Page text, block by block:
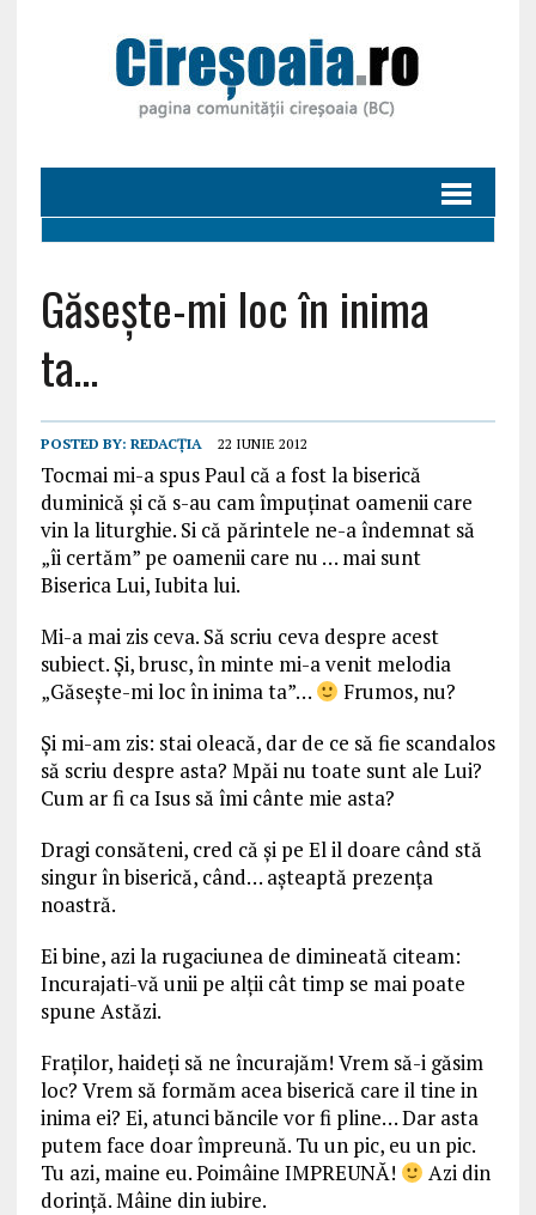
Găsește-mi loc în inima
ta…
POSTED BY: REDACȚIA 22 IUNIE 2012
Tocmai mi-a spus Paul că a fost la biserică
duminică și că s-au cam împuținat oamenii care
vin la liturghie. Si că părintele ne-a îndemnat să
„îi certăm” pe oamenii care nu … mai sunt
Biserica Lui, Iubita lui.
Mi-a mai zis ceva. Să scriu ceva despre acest
subiect. Și, brusc, în minte mi-a venit melodia
„Găsește-mi loc în inima ta”…
Frumos, nu?
Și mi-am zis: stai oleacă, dar de ce să fie scandalos
să scriu despre asta? Mpăi nu toate sunt ale Lui?
Cum ar fi ca Isus să îmi cânte mie asta?
Dragi consăteni, cred că și pe El il doare când stă
singur în biserică, când… așteaptă prezența
noastră.
Ei bine, azi la rugaciunea de dimineată citeam:
Incurajati-vă unii pe alții cât timp se mai poate
spune Astăzi.
Fraților, haideți să ne încurajăm! Vrem să-i găsim
loc? Vrem să formăm acea biserică care il tine in
inima ei? Ei, atunci băncile vor fi pline… Dar asta
putem face doar împreună. Tu un pic, eu un pic.
Tu azi, maine eu. Poimâine IMPREUNĂ!
Azi din
dorință. Mâine din iubire.